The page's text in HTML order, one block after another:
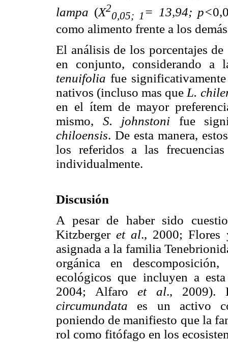
lampa (X2
0,05; 1 = 13,94; p<
como alimento frente a los
El análisis de los porcentajes
en conjunto, considerando a
tenuifolia fue
nativos (incluso mas que L.
en el ítem de mayor
mismo, S. johnstoni fue
chiloensis. De esta manera,
los referidos a las
individualmente.
Discusión
A pesar de haber sido
Kitzbergeret al., 2000; Flores
asignada a la familia
orgánica en
ecológicos que incluyen a
2004; Alfaro et al., 2009).
circumundata es un activo
poniendo de manifiesto que la
rol como fitófago en los